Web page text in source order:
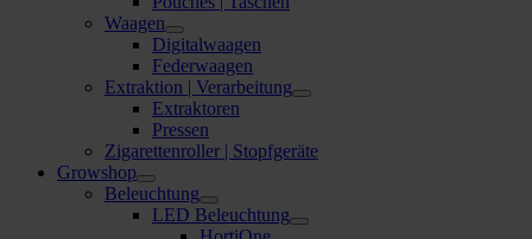
Waagen
Digitalwaagen
Federwaagen
Extraktion | Verarbeitung
Extraktoren
Pressen
Zigarettenroller | Stopfgeräte
Growshop
Beleuchtung
LED Beleuchtung